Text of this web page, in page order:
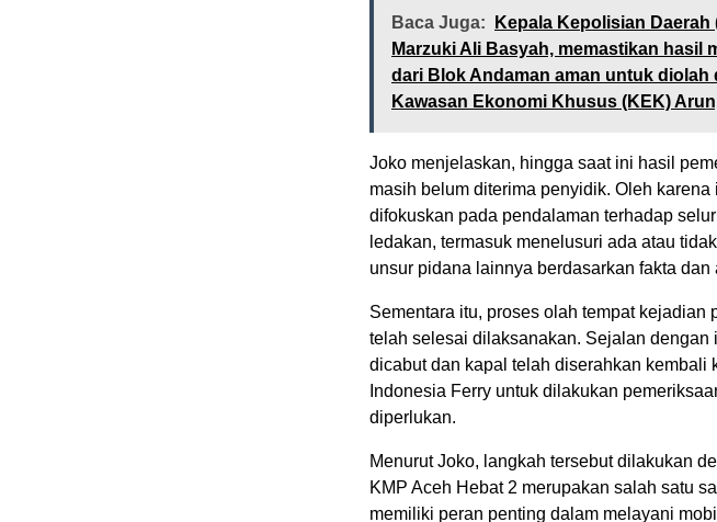
Baca Juga:
Kepala Kepolisian Daerah
Marzuki Ali Basyah, memastikan hasil
dari Blok Andaman aman untuk diolah
Kawasan Ekonomi Khusus (KEK)
Joko menjelaskan, hingga saat ini hasil
masih belum diterima penyidik. Oleh
difokuskan pada pendalaman terhadap
ledakan, termasuk menelusuri ada atau
unsur pidana lainnya berdasarkan fakta
Sementara itu, proses olah tempat kejadian
telah selesai dilaksanakan. Sejalan dengan
dicabut dan kapal telah diserahkan kembali
Indonesia Ferry untuk dilakukan
diperlukan.
Menurut Joko, langkah tersebut dilakukan
KMP Aceh Hebat 2 merupakan salah satu
memiliki peran penting dalam melayani